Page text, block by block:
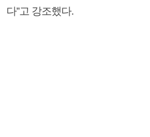
다”고 강조했다.